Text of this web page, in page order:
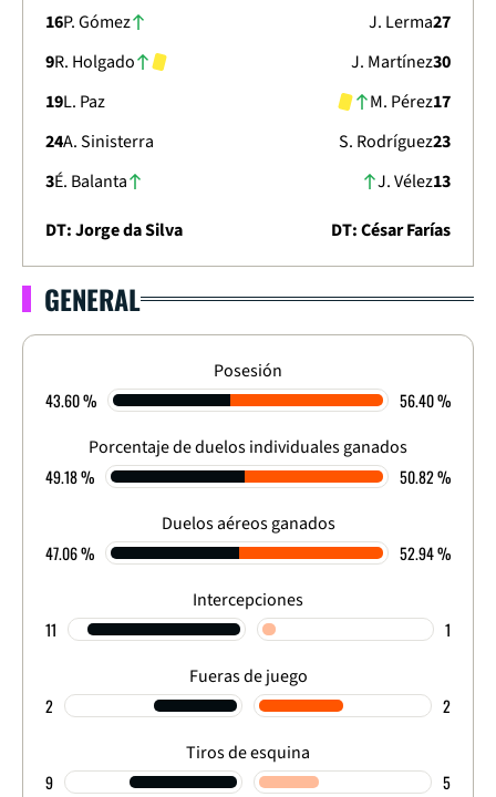
16P. Gómez
9R. Holgado
19L. Paz
24A. Sinisterra
3É. Balanta
27
J. Lerma
30
J. Martínez
17
M. Pérez
23
S. Rodríguez
13
J. Vélez
DT: Jorge da Silva
DT: César Farías
CLAUSURA - CUADRANGULAR - FECHA 6
1-0
FINALIZADO
GENERAL
Posesión
43.60 % 56.40 %
Porcentaje de duelos individuales ganados
49.18 % 50.82 %
Duelos aéreos ganados
47.06 % 52.94 %
Intercepciones
11 1
Fueras de juego
2 2
Tiros de esquina
9 5